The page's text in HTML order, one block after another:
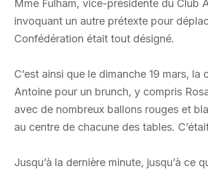
Mme Fulham, vice-présidente du Club
invoquant un autre prétexte pour
Confédération était tout désigné.
C’est ainsi que le dimanche 19 mars,
Antoine pour un brunch, y compris
avec de nombreux ballons rouges et
au centre de chacune des tables.
Jusqu’à la dernière minute, jusqu’à ce